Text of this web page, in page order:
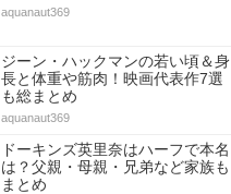
aquanaut369
ジーン・ハックマンの若い頃＆身
長と体重や筋肉！映画代表作7選
も総まとめ
aquanaut369
ドーキンズ英里奈はハーフで本名
は？父親・母親・兄弟など家族も
まとめ